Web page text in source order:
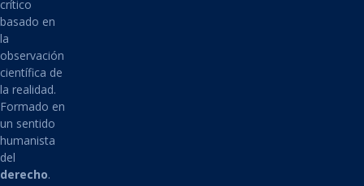
crítico
basado en
la
observación
científica de
la realidad.
Formado en
un sentido
humanista
del
derecho.